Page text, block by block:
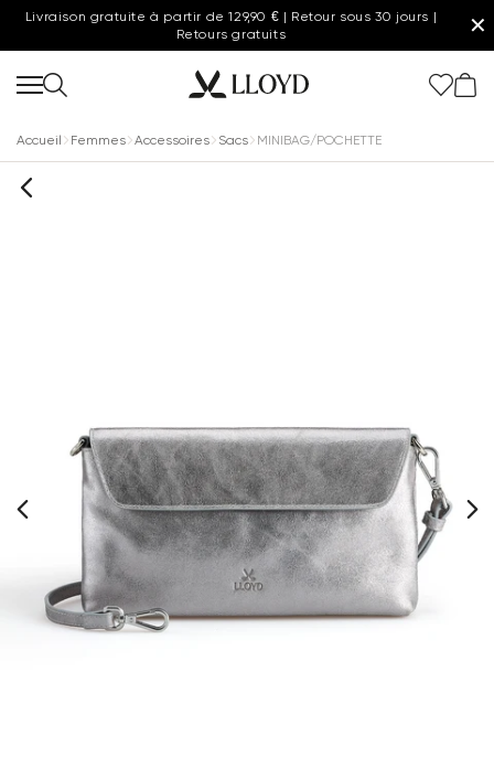
Livraison gratuite à partir de 129,90 € | Retour sous 30 jours |
Retours gratuits
✕
Accueil Femmes Accessoires Sacs MINIBAG/POCHETTE